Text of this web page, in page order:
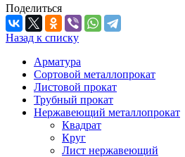
Поделиться
Назад к списку
Арматура
Сортовой металлопрокат
Листовой прокат
Трубный прокат
Нержавеющий металлопрокат
Квадрат
Круг
Лист нержавеющий